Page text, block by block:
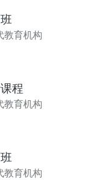
教育机构
程
教育机构
教育机构